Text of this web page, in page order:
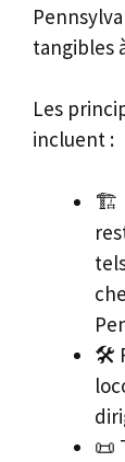
tangibles
Les
incluent :
🏗️
🛠️
📜